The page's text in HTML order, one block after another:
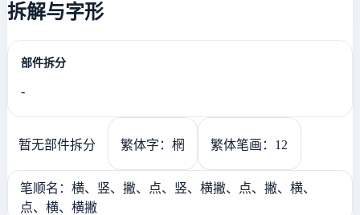
拆解与字形
部件拆分
-
暂无部件拆分 繁体字：棢 繁体笔画：12
笔顺名：横、竖、撇、点、竖、横撇、点、撇、横、
点、横、横撇